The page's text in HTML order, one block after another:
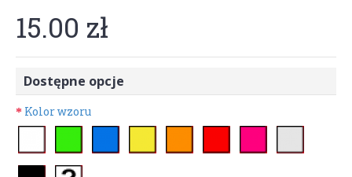
15.00 zł
Dostępne opcje
Kolor wzoru